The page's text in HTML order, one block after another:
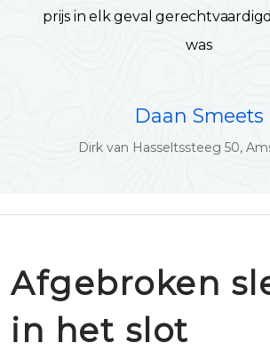
prijs in elk geval
was
Daan Smeets
Dirk van Hasseltssteeg 50,
Afgebroken
in het slot